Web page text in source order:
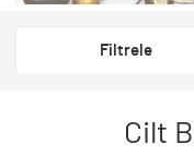
Filtrele
Cilt